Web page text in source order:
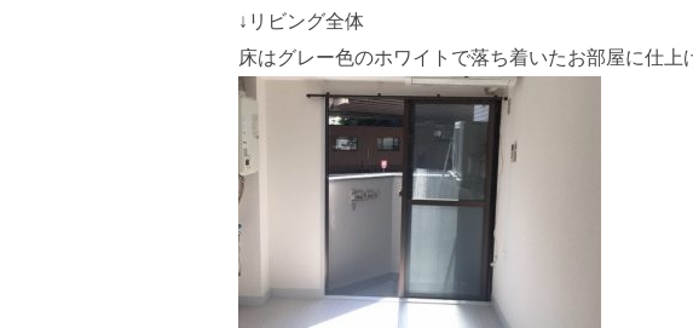
↓リビング全体
床はグレー色のホワイトで落ち着いたお部屋に仕上